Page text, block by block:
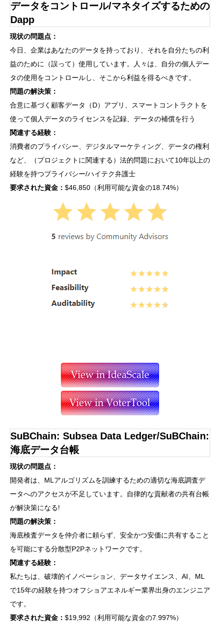
データをコントロール/マネタイズするための
Dapp
現状の問題点：
今日、企業はあなたのデータを持っており、それを自分たちの利
益のために（誤って）使用しています。人々は、自分の個人デー
タの使用をコントロールし、そこから利益を得るべきです。
問題の解決策：
合意に基づく顧客データ（D）アプリ、スマートコントラクトを
使って個人データのライセンスを記録、データの補償を行う
関連する経験：
消費者のプライバシー、デジタルマーケティング、データの権利
など、（プロジェクトに関連する）法的問題において10年以上の
経験を持つプライバシー/ハイテク弁護士
要求された資金： $46,850（利用可能な資金の18.74%）
SuBChain: Subsea Data Ledger/SuBChain:
海底データ台帳
現状の問題点：
開発者は、MLアルゴリズムを訓練するための適切な海底調査デ
ータへのアクセスが不足しています。自律的な貢献者の共有台帳
が解決策になる!
問題の解決策：
海底検査データを仲介者に頼らず、安全かつ安価に共有すること
を可能にする分散型P2Pネットワークです。
関連する経験：
私たちは、破壊的イノベーション、データサイエンス、AI、ML
で15年の経験を持つオフショアエネルギー業界出身のエンジニア
です。
要求された資金： $19,992（利用可能な資金の7.997%）